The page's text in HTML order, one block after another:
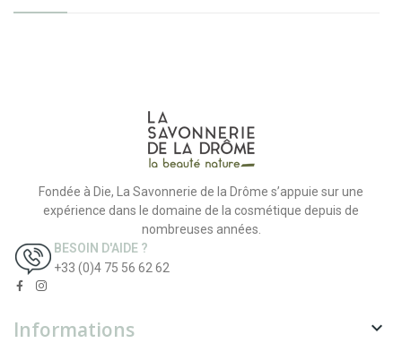
Fondée à Die, La Savonnerie de la Drôme s’appuie sur une
expérience dans le domaine de la cosmétique depuis de
nombreuses années.
BESOIN D'AIDE ?
+33 (0)4 75 56 62 62
Informations 